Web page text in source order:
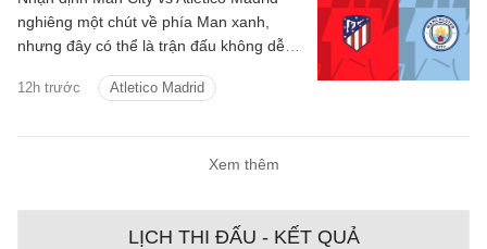
12h trước Atletico Madrid
nghiêng một chút về phía Man xanh,
nhưng đây có thể là trận đấu không dễ
Xem thêm
LỊCH THI ĐẤU - KẾT QUẢ